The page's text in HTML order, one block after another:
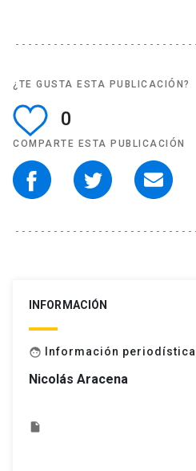
¿TE GUSTA ESTA PUBLICACIÓN?
0
COMPARTE ESTA PUBLICACIÓN
INFORMACIÓN
face Información periodística
Nicolás Aracena
insert_drive_file